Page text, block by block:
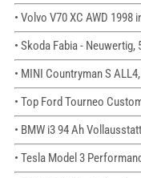
• Volvo V70 XC AWD 1998
• Skoda Fabia - Neuwertig,
• MINI Countryman S
• Top Ford Tourneo
• BMW i3 94 Ah
• Tesla Model 3